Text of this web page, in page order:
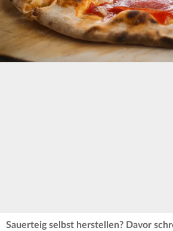
Sauerteig selbst herstellen? Davor